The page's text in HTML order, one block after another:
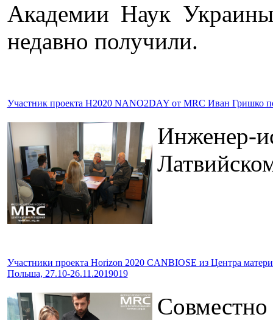
Академии Наук
недавно получили.
Участник проекта H2020 NANO2DAY от MRC Иван Гришко
Инженер-
Участники проекта Horizon 2020 CANBIOSE из Центра
Польша, 27.10-26.11.2019019